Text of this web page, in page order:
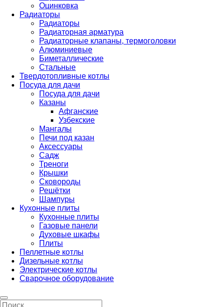
Оцинковка
Радиаторы
Радиаторы
Радиаторная арматура
Радиаторные клапаны, термоголовки
Алюминиевые
Биметаллические
Стальные
Твердотопливные котлы
Посуда для дачи
Посуда для дачи
Казаны
Афганские
Узбекские
Мангалы
Печи под казан
Аксессуары
Садж
Треноги
Крышки
Сковороды
Решётки
Шампуры
Кухонные плиты
Кухонные плиты
Газовые панели
Духовые шкафы
Плиты
Пеллетные котлы
Дизельные котлы
Электрические котлы
Сварочное оборудование